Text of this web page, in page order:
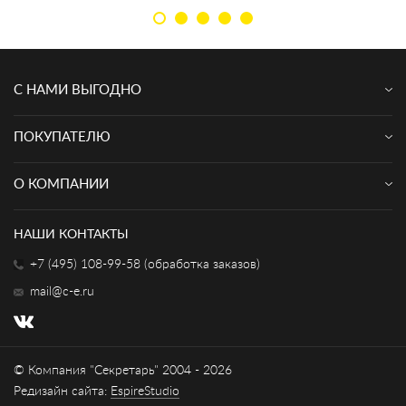
С НАМИ ВЫГОДНО
ПОКУПАТЕЛЮ
О КОМПАНИИ
НАШИ КОНТАКТЫ
+7 (495) 108-99-58 (обработка заказов)
mail@c-e.ru
© Компания "Секретарь" 2004 - 2026
Редизайн сайта: EspireStudio